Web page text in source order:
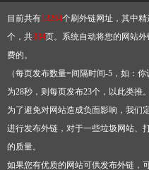
目前共有13264个刷外链网址，其中精
个，共334页。系统自动将您的网站
费的。
（每页发布数量=间隔时间-5，如：
为28秒，则每页发布23个，以此类推
为了避免对网站造成负面影响，我们
进行发布外链，对于一些垃圾网站、
的质量。
如果您有优质的网站可供发布外链，